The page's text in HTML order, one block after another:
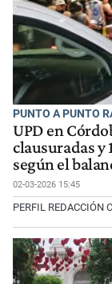
PUNTO A PUNTO
UPD en
clausuradas y
según el
02-03-2026 15:45
PERFIL REDACCIÓN